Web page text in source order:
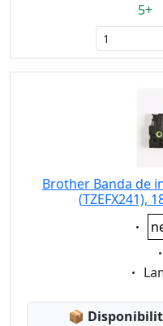
5+
Brother Banda de
(TZEFX241),
📦